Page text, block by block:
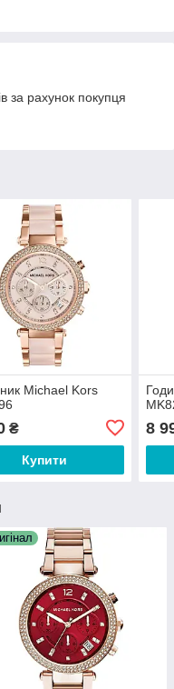
за рахунок покупця
Michael Kors
₴
Купити
8